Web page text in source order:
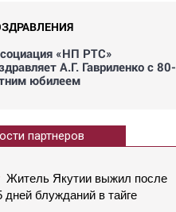
«НП РТС»
А.Г. Гавриленко с 80-
юбилеем
партнеров
Житель Якутии выжил после
дней блужданий в тайге